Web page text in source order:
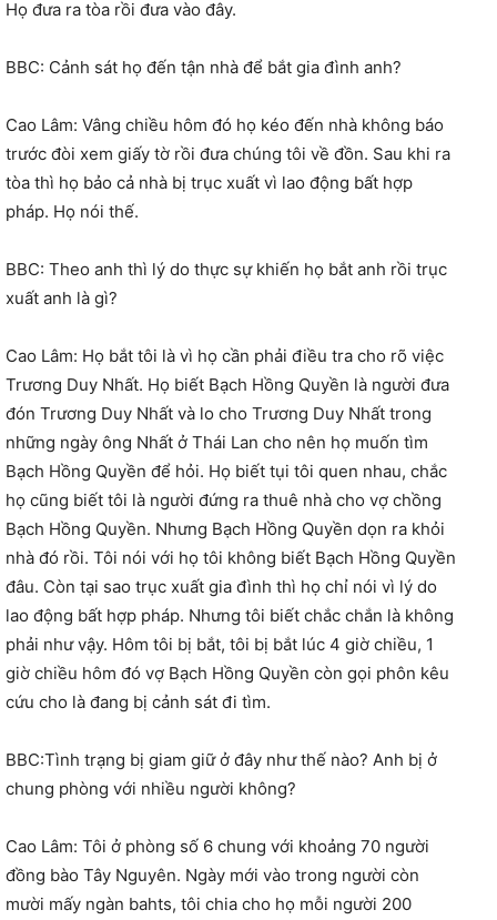
Họ đưa ra tòa rồi đưa vào đây.
BBC: Cảnh sát họ đến tận nhà để bắt gia đình anh?
Cao Lâm: Vâng chiều hôm đó họ kéo đến nhà không báo
trước đòi xem giấy tờ rồi đưa chúng tôi về đồn. Sau khi ra
tòa thì họ bảo cả nhà bị trục xuất vì lao động bất hợp
pháp. Họ nói thế.
BBC: Theo anh thì lý do thực sự khiến họ bắt anh rồi trục
xuất anh là gì?
Cao Lâm: Họ bắt tôi là vì họ cần phải điều tra cho rõ việc
Trương Duy Nhất. Họ biết Bạch Hồng Quyền là người đưa
đón Trương Duy Nhất và lo cho Trương Duy Nhất trong
những ngày ông Nhất ở Thái Lan cho nên họ muốn tìm
Bạch Hồng Quyền để hỏi. Họ biết tụi tôi quen nhau, chắc
họ cũng biết tôi là người đứng ra thuê nhà cho vợ chồng
Bạch Hồng Quyền. Nhưng Bạch Hồng Quyền dọn ra khỏi
nhà đó rồi. Tôi nói với họ tôi không biết Bạch Hồng Quyền
đâu. Còn tại sao trục xuất gia đình thì họ chỉ nói vì lý do
lao động bất hợp pháp. Nhưng tôi biết chắc chắn là không
phải như vậy. Hôm tôi bị bắt, tôi bị bắt lúc 4 giờ chiều, 1
giờ chiều hôm đó vợ Bạch Hồng Quyền còn gọi phôn kêu
cứu cho là đang bị cảnh sát đi tìm.
BBC:Tình trạng bị giam giữ ở đây như thế nào? Anh bị ở
chung phòng với nhiều người không?
Cao Lâm: Tôi ở phòng số 6 chung với khoảng 70 người
đồng bào Tây Nguyên. Ngày mới vào trong người còn
mười mấy ngàn bahts, tôi chia cho họ mỗi người 200